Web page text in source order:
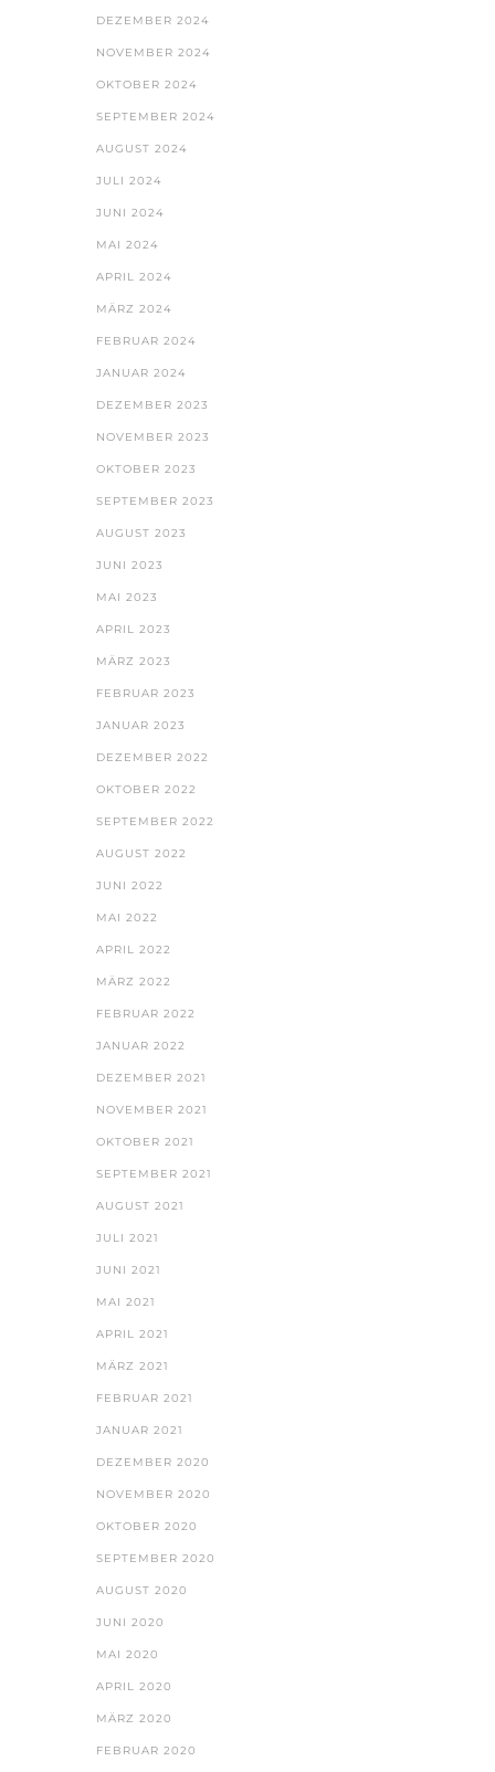
DEZEMBER 2024
NOVEMBER 2024
OKTOBER 2024
SEPTEMBER 2024
AUGUST 2024
JULI 2024
JUNI 2024
MAI 2024
APRIL 2024
MÄRZ 2024
FEBRUAR 2024
JANUAR 2024
DEZEMBER 2023
NOVEMBER 2023
OKTOBER 2023
SEPTEMBER 2023
AUGUST 2023
JUNI 2023
MAI 2023
APRIL 2023
MÄRZ 2023
FEBRUAR 2023
JANUAR 2023
DEZEMBER 2022
OKTOBER 2022
SEPTEMBER 2022
AUGUST 2022
JUNI 2022
MAI 2022
APRIL 2022
MÄRZ 2022
FEBRUAR 2022
JANUAR 2022
DEZEMBER 2021
NOVEMBER 2021
OKTOBER 2021
SEPTEMBER 2021
AUGUST 2021
JULI 2021
JUNI 2021
MAI 2021
APRIL 2021
MÄRZ 2021
FEBRUAR 2021
JANUAR 2021
DEZEMBER 2020
NOVEMBER 2020
OKTOBER 2020
SEPTEMBER 2020
AUGUST 2020
JUNI 2020
MAI 2020
APRIL 2020
MÄRZ 2020
FEBRUAR 2020